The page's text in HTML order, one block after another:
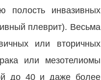
полость инвазивных
плеврит). Весьма
или вторичных
или мезотелиомы
до 40 и даже более